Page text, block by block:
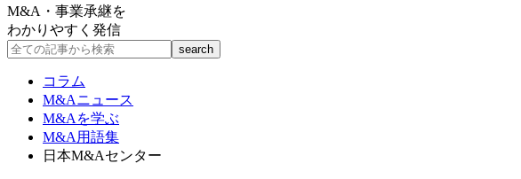
M&A・事業承継を
わかりやすく発信
コラム
M&Aニュース
M&Aを学ぶ
M&A用語集
日本M&Aセンター